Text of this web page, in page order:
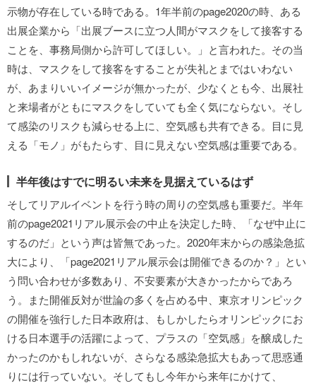
示物が存在している時である。1年半前のpage2020の時、ある
出展企業から「出展ブースに立つ人間がマスクをして接客する
ことを、事務局側から許可してほしい。」と言われた。その当
時は、マスクをして接客をすることが失礼とまではいわない
が、あまりいいイメージが無かったが、少なくとも今、出展社
と来場者がともにマスクをしていても全く気にならない。そし
て感染のリスクも減らせる上に、空気感も共有できる。目に見
える「モノ」がもたらす、目に見えない空気感は重要である。
半年後はすでに明るい未来を見据えているはず
そしてリアルイベントを行う時の周りの空気感も重要だ。半年
前のpage2021リアル展示会の中止を決定した時、「なぜ中止に
するのだ」という声は皆無であった。2020年末からの感染急拡
大により、「page2021リアル展示会は開催できるのか？」とい
う問い合わせが多数あり、不安要素が大きかったからであろ
う。また開催反対が世論の多くを占める中、東京オリンピック
の開催を強行した日本政府は、もしかしたらオリンピックにお
ける日本選手の活躍によって、プラスの「空気感」を醸成した
かったのかもしれないが、さらなる感染急拡大もあって思惑通
りには行っていない。そしてもし今年から来年にかけて、